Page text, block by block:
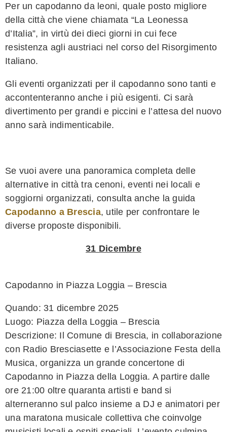
Per un capodanno da leoni, quale posto migliore
della città che viene chiamata “La Leonessa
d’Italia”, in virtù dei dieci giorni in cui fece
resistenza agli austriaci nel corso del Risorgimento
Italiano.
Gli eventi organizzati per il capodanno sono tanti e
accontenteranno anche i più esigenti. Ci sarà
divertimento per grandi e piccini e l’attesa del nuovo
anno sarà indimenticabile.
Se vuoi avere una panoramica completa delle
alternative in città tra cenoni, eventi nei locali e
soggiorni organizzati, consulta anche la guida
Capodanno a Brescia, utile per confrontare le
diverse proposte disponibili.
31 Dicembre
Capodanno in Piazza Loggia – Brescia
Quando: 31 dicembre 2025
Luogo: Piazza della Loggia – Brescia
Descrizione: Il Comune di Brescia, in collaborazione
con Radio Bresciasette e l’Associazione Festa della
Musica, organizza un grande concertone di
Capodanno in Piazza della Loggia. A partire dalle
ore 21:00 oltre quaranta artisti e band si
alterneranno sul palco insieme a DJ e animatori per
una maratona musicale collettiva che coinvolge